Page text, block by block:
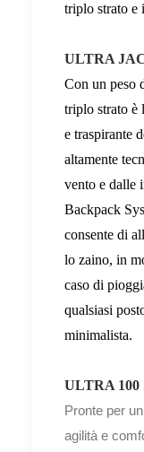
triplo strato e
ULTRA
Con un peso
triplo strato è
e traspirante
altamente
vento e dalle
Backpack
consente di
lo zaino, in
caso di
qualsiasi
minimalista.
ULTRA 100
Pronte per
agilità e